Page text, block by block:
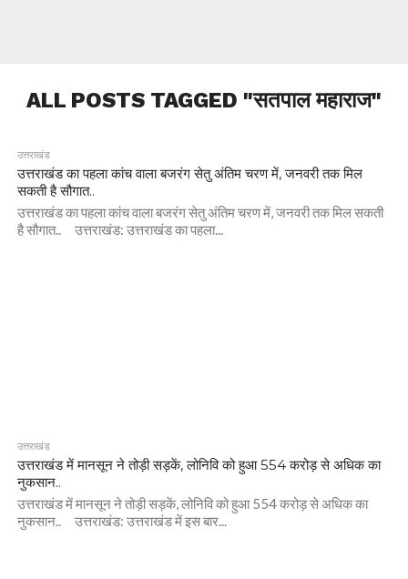
ALL POSTS TAGGED "सतपाल महाराज"
उत्तराखंड
उत्तराखंड का पहला कांच वाला बजरंग सेतु अंतिम चरण में, जनवरी तक मिल
सकती है सौगात..
उत्तराखंड का पहला कांच वाला बजरंग सेतु अंतिम चरण में, जनवरी तक मिल सकती
है सौगात.. उत्तराखंड: उत्तराखंड का पहला...
उत्तराखंड
उत्तराखंड में मानसून ने तोड़ी सड़कें, लोनिवि को हुआ 554 करोड़ से अधिक का
नुकसान..
उत्तराखंड में मानसून ने तोड़ी सड़कें, लोनिवि को हुआ 554 करोड़ से अधिक का
नुकसान.. उत्तराखंड: उत्तराखंड में इस बार...